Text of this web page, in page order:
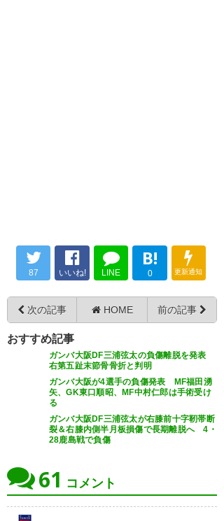
87 いいね! LINE
B!
0 更新通知
次の記事 HOME 前の記事
おすすめ記事
ガンバ大阪DF三浦弦太の負傷離脱を発表
右第五趾末節骨骨折と判明
ガンバ大阪が4選手の負傷発表 MF福田湧
矢、GK東口順昭、MF中村仁郎は手術受け
る
ガンバ大阪DF三浦弦太が右膝前十字靭帯断
裂＆右膝内側半月板損傷で長期離脱へ 4・
28鹿島戦で負傷
61 コメント